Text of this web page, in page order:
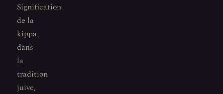
Signification
de la
kippa
dans
la
tradition
juive,